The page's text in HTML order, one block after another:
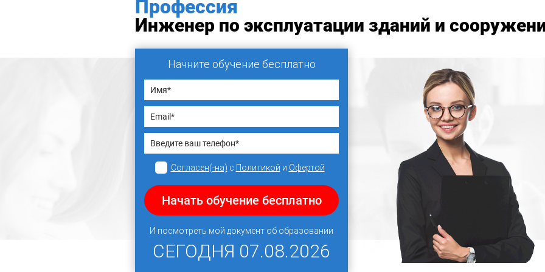
Профессия
Инженер по эксплуатации зданий и
Начните обучение бесплатно
Согласен(-на) с Политикой и Офертой
Начать обучение бесплатно
И посмотреть мой документ об образовании
СЕГОДНЯ 07.08.2026